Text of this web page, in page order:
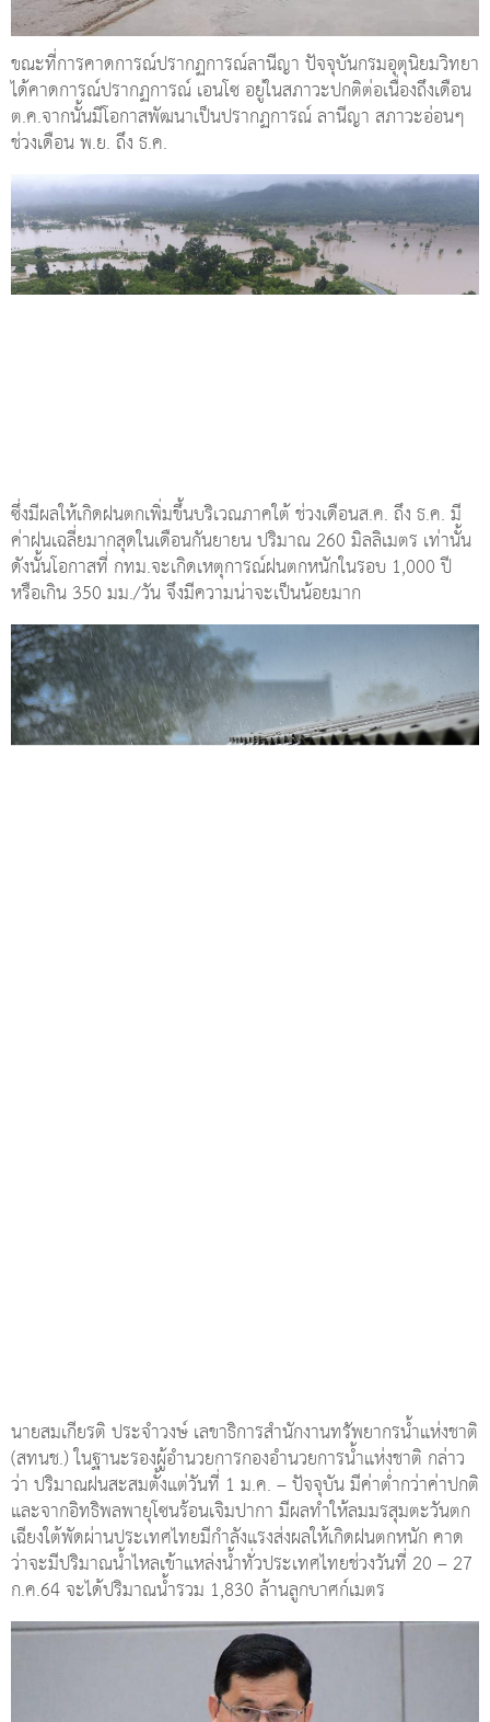
ขณะที่การคาดการณ์ปรากฏการณ์ลานีญา ปัจจุบันกรมอุตุนิยมวิทยา
ได้คาดการณ์ปรากฏการณ์ เอนโซ อยู่ในสภาวะปกติต่อเนื่องถึงเดือน
ต.ค.จากนั้นมีโอกาสพัฒนาเป็นปรากฏการณ์ ลานีญา สภาวะอ่อนๆ
ช่วงเดือน พ.ย. ถึง ธ.ค.
ซึ่งมีผลให้เกิดฝนตกเพิ่มขึ้นบริเวณภาคใต้ ช่วงเดือนส.ค. ถึง ธ.ค. มี
ค่าฝนเฉลี่ยมากสุดในเดือนกันยายน ปริมาณ 260 มิลลิเมตร เท่านั้น
ดังนั้นโอกาสที่ กทม.จะเกิดเหตุการณ์ฝนตกหนักในรอบ 1,000 ปี
หรือเกิน 350 มม./วัน จึงมีความน่าจะเป็นน้อยมาก
นายสมเกียรติ ประจำวงษ์ เลขาธิการสำนักงานทรัพยากรน้ำแห่งชาติ
(สทนช.) ในฐานะรองผู้อำนวยการกองอำนวยการน้ำแห่งชาติ กล่าว
ว่า ปริมาณฝนสะสมตั้งแต่วันที่ 1 ม.ค. – ปัจจุบัน มีค่าต่ำกว่าค่าปกติ
และจากอิทธิพลพายุโซนร้อนเจิมปากา มีผลทำให้ลมมรสุมตะวันตก
เฉียงใต้พัดผ่านประเทศไทยมีกำลังแรงส่งผลให้เกิดฝนตกหนัก คาด
ว่าจะมีปริมาณน้ำไหลเข้าแหล่งน้ำทั่วประเทศไทยช่วงวันที่ 20 – 27
ก.ค.64 จะได้ปริมาณน้ำรวม 1,830 ล้านลูกบาศก์เมตร